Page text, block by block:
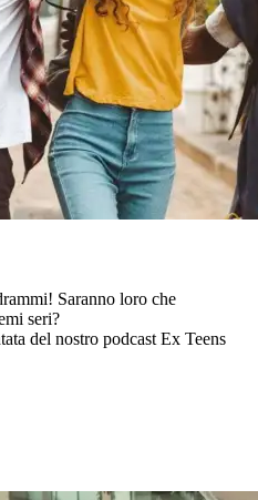
Saranno loro che
seri?
del nostro podcast Ex Teens